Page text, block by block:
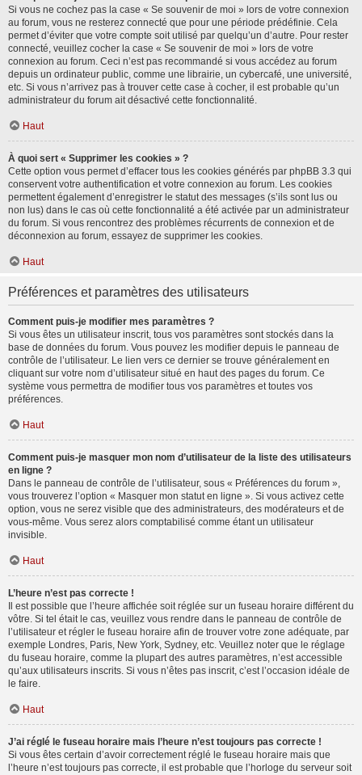
Si vous ne cochez pas la case « Se souvenir de moi » lors de votre connexion
au forum, vous ne resterez connecté que pour une période prédéfinie. Cela
permet d’éviter que votre compte soit utilisé par quelqu’un d’autre. Pour rester
connecté, veuillez cocher la case « Se souvenir de moi » lors de votre
connexion au forum. Ceci n’est pas recommandé si vous accédez au forum
depuis un ordinateur public, comme une librairie, un cybercafé, une université,
etc. Si vous n’arrivez pas à trouver cette case à cocher, il est probable qu’un
administrateur du forum ait désactivé cette fonctionnalité.
Haut
À quoi sert « Supprimer les cookies » ?
Cette option vous permet d’effacer tous les cookies générés par phpBB 3.3 qui
conservent votre authentification et votre connexion au forum. Les cookies
permettent également d’enregistrer le statut des messages (s’ils sont lus ou
non lus) dans le cas où cette fonctionnalité a été activée par un administrateur
du forum. Si vous rencontrez des problèmes récurrents de connexion et de
déconnexion au forum, essayez de supprimer les cookies.
Haut
Préférences et paramètres des utilisateurs
Comment puis-je modifier mes paramètres ?
Si vous êtes un utilisateur inscrit, tous vos paramètres sont stockés dans la
base de données du forum. Vous pouvez les modifier depuis le panneau de
contrôle de l’utilisateur. Le lien vers ce dernier se trouve généralement en
cliquant sur votre nom d’utilisateur situé en haut des pages du forum. Ce
système vous permettra de modifier tous vos paramètres et toutes vos
préférences.
Haut
Comment puis-je masquer mon nom d’utilisateur de la liste des utilisateurs
en ligne ?
Dans le panneau de contrôle de l’utilisateur, sous « Préférences du forum »,
vous trouverez l’option « Masquer mon statut en ligne ». Si vous activez cette
option, vous ne serez visible que des administrateurs, des modérateurs et de
vous-même. Vous serez alors comptabilisé comme étant un utilisateur
invisible.
Haut
L’heure n’est pas correcte !
Il est possible que l’heure affichée soit réglée sur un fuseau horaire différent du
vôtre. Si tel était le cas, veuillez vous rendre dans le panneau de contrôle de
l’utilisateur et régler le fuseau horaire afin de trouver votre zone adéquate, par
exemple Londres, Paris, New York, Sydney, etc. Veuillez noter que le réglage
du fuseau horaire, comme la plupart des autres paramètres, n’est accessible
qu’aux utilisateurs inscrits. Si vous n’êtes pas inscrit, c’est l’occasion idéale de
le faire.
Haut
J’ai réglé le fuseau horaire mais l’heure n’est toujours pas correcte !
Si vous êtes certain d’avoir correctement réglé le fuseau horaire mais que
l’heure n’est toujours pas correcte, il est probable que l’horloge du serveur soit